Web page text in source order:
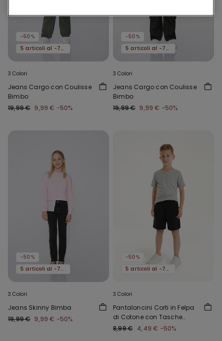
-50%
5 articoli al -70%
3 Colori
Jeans Cargo con Coulisse
Bimbo
19,99 € 9,99 € -50%
-50%
5 articoli al -70%
3 Colori
Jeans Cargo con Coulisse
Bimbo
19,99 € 9,99 € -50%
-50%
5 articoli al -70%
3 Colori
Jeans Skinny Bimba
19,99 € 9,99 € -50%
-50%
5 articoli al -70%
3 Colori
Pantaloncini Corti in Felpa
di Cotone con Tasche
Bimbo
8,99 € 4,49 € -50%